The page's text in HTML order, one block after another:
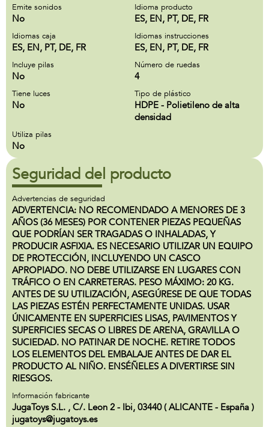
Emite sonidos
No
Idioma producto
ES, EN, PT, DE, FR
Idiomas caja
ES, EN, PT, DE, FR
Idiomas instrucciones
ES, EN, PT, DE, FR
Incluye pilas
No
Número de ruedas
4
Tiene luces
No
Tipo de plástico
HDPE - Polietileno de alta
densidad
Utiliza pilas
No
Seguridad del producto
Advertencias de seguridad
ADVERTENCIA: NO RECOMENDADO A MENORES DE 3
AÑOS (36 MESES) POR CONTENER PIEZAS PEQUEÑAS
QUE PODRÍAN SER TRAGADAS O INHALADAS, Y
PRODUCIR ASFIXIA. ES NECESARIO UTILIZAR UN EQUIPO
DE PROTECCIÓN, INCLUYENDO UN CASCO
APROPIADO. NO DEBE UTILIZARSE EN LUGARES CON
TRÁFICO O EN CARRETERAS. PESO MÁXIMO: 20 KG.
ANTES DE SU UTILIZACIÓN, ASEGÚRESE DE QUE TODAS
LAS PIEZAS ESTÉN PERFECTAMENTE UNIDAS. USAR
ÚNICAMENTE EN SUPERFICIES LISAS, PAVIMENTOS Y
SUPERFICIES SECAS O LIBRES DE ARENA, GRAVILLA O
SUCIEDAD. NO PATINAR DE NOCHE. RETIRE TODOS
LOS ELEMENTOS DEL EMBALAJE ANTES DE DAR EL
PRODUCTO AL NIÑO. ENSÉÑELES A DIVERTIRSE SIN
RIESGOS.
Información fabricante
JugaToys S.L. , C/. Leon 2 - Ibi, 03440 ( ALICANTE - España )
jugatoys@jugatoys.es